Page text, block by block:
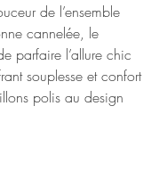
de l’ensemble
cannelée, le
parfaire l’allure chic
souplesse et confort
polis au design